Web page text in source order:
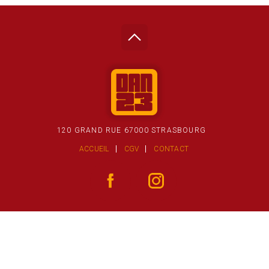
120 GRAND RUE 67000 STRASBOURG
ACCUEIL CGV CONTACT